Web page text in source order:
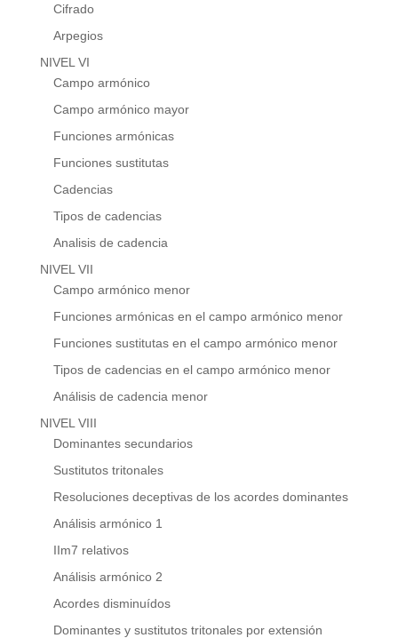
Cifrado
Arpegios
NIVEL VI
Campo armónico
Campo armónico mayor
Funciones armónicas
Funciones sustitutas
Cadencias
Tipos de cadencias
Analisis de cadencia
NIVEL VII
Campo armónico menor
Funciones armónicas en el campo armónico menor
Funciones sustitutas en el campo armónico menor
Tipos de cadencias en el campo armónico menor
Análisis de cadencia menor
NIVEL VIII
Dominantes secundarios
Sustitutos tritonales
Resoluciones deceptivas de los acordes dominantes
Análisis armónico 1
IIm7 relativos
Análisis armónico 2
Acordes disminuídos
Dominantes y sustitutos tritonales por extensión